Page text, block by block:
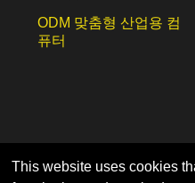
ODM 맞춤형 산업용 컴
퓨터
This website uses cookies